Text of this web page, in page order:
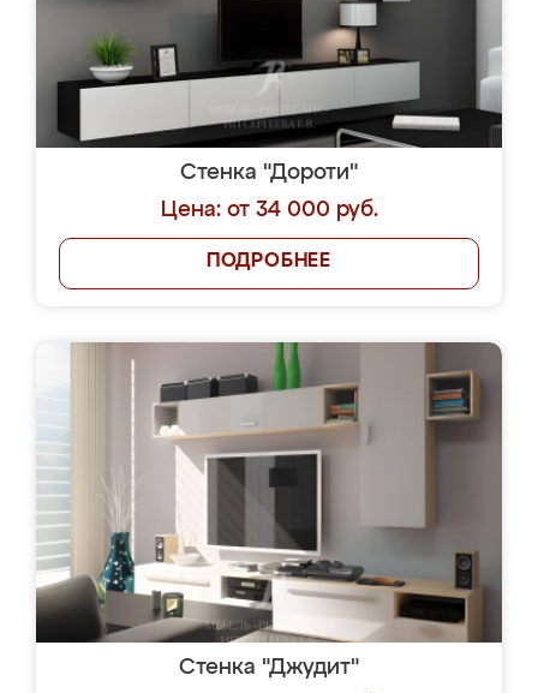
Стенка "Дороти"
Цена: от 34 000 руб.
ПОДРОБНЕЕ
Стенка "Джудит"